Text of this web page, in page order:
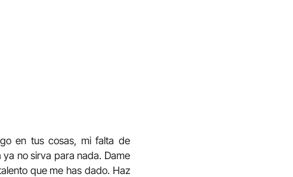
en tus cosas, mi falta de
no sirva para nada. Dame
que me has dado. Haz